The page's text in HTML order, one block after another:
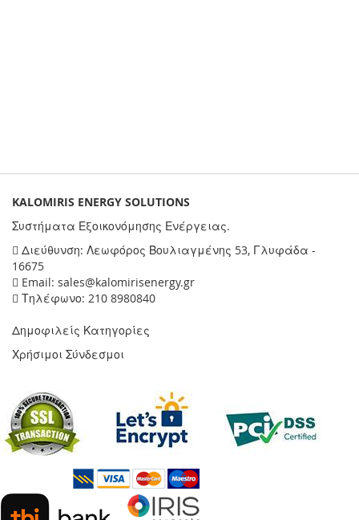
KALOMIRIS ENERGY SOLUTIONS
Συστήματα Εξοικονόμησης Ενέργειας.
Διεύθυνση: Λεωφόρος Βουλιαγμένης 53, Γλυφάδα -
16675
Email: sales@kalomirisenergy.gr
Τηλέφωνο: 210 8980840
Δημοφιλείς Κατηγορίες
Χρήσιμοι Σύνδεσμοι